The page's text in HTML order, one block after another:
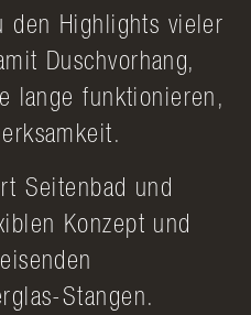
den Highlights vieler
Duschvorhang,
lange funktionieren,
Seitenbad und
Konzept und
Stangen.